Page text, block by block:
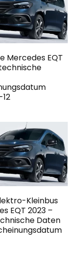
Mercedes EQT
Kleinbus
EQT 2023 –
Daten